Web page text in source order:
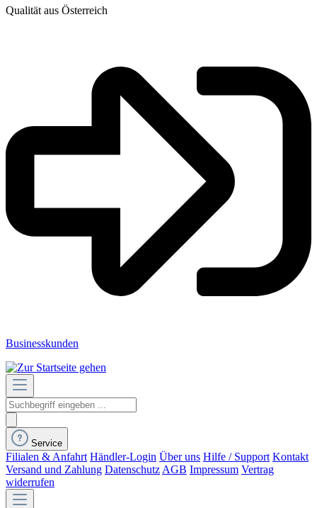
Qualität aus Österreich
Businesskunden
Service
Filialen & Anfahrt Händler-Login Über uns Hilfe / Support Kontakt
Versand und Zahlung Datenschutz AGB Impressum Vertrag
widerrufen